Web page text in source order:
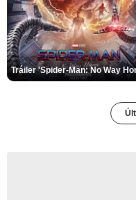
Tráiler 'Spider-Man: No Way